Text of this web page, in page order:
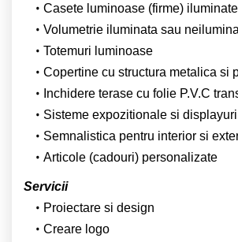
Casete luminoase (firme)
Volumetrie iluminata sau
Totemuri luminoase
Copertine cu structura metalica si
Inchidere terase cu folie P.V.C
Sisteme expozitionale si
Semnalistica pentru interior si
Articole (cadouri) personalizate
Servicii
Proiectare si design
Creare logo